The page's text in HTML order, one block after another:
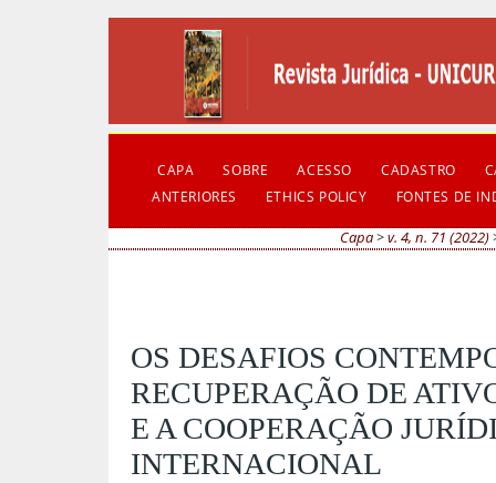
CAPA SOBRE ACESSO CADASTRO
ANTERIORES
ETHICS POLICY FONTES DE
Capa>v. 4, n. 71 (2022)
OS DESAFIOS
RECUPERAÇÃO DE
E A COOPERAÇÃO
INTERNACIONAL